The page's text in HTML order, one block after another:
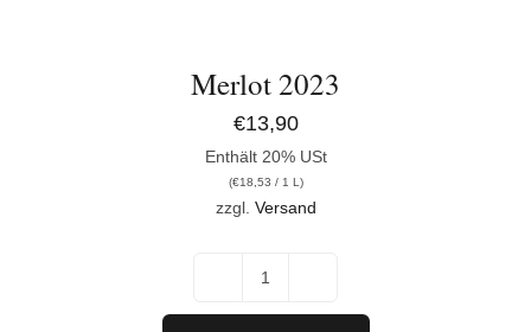
Merlot 2023
€13,90
Enthält 20% USt
(€18,53 / 1 L)
zzgl. Versand